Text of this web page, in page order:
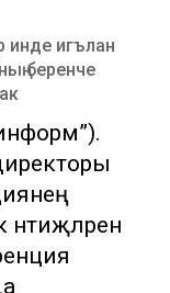
инде игълан
беренче